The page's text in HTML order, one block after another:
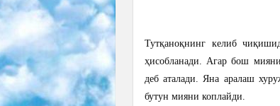
Тутқаноқнинг келиб
ҳисобланади. Агар бош
деб аталади. Яна аралаш
бутун мияни коплайди.